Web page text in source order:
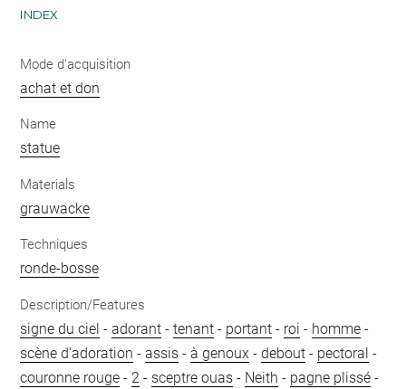
INDEX
Mode d'acquisition
achat et don
Name
statue
Materials
grauwacke
Techniques
ronde-bosse
Description/Features
signe du ciel -adorant -tenant - portant - roi - homme -
scène d'adoration -assis -à genoux -debout - pectoral -
couronne rouge - 2 - sceptre ouas - Neith - pagne plissé -